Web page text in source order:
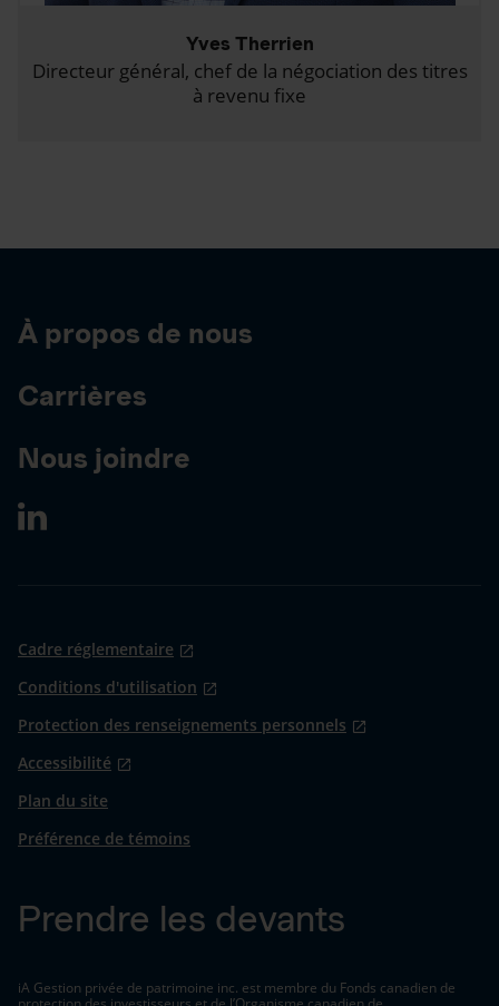
Yves Therrien
Directeur général, chef de la négociation des titres
à revenu fixe
À propos de nous
Carrières
Nous joindre
Cadre réglementaire
Conditions d'utilisation
Protection des renseignements personnels
Accessibilité
Plan du site
Préférence de témoins
Prendre les devants
iA Gestion privée de patrimoine inc. est membre du Fonds canadien de